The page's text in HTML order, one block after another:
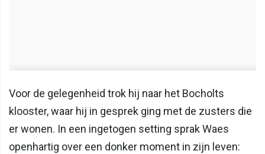
Voor de gelegenheid trok hij naar het Bocholts
klooster, waar hij in gesprek ging met de zusters die
er wonen. In een ingetogen setting sprak Waes
openhartig over een donker moment in zijn leven: